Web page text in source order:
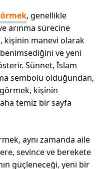
, genellikle
arınma sürecine
kişinin manevi olarak
ve yeni
Sünnet, İslam
sembolü olduğundan,
kişinin
temiz bir sayfa
aynı zamanda aile
sevince ve berekete
güçleneceği, yeni bir